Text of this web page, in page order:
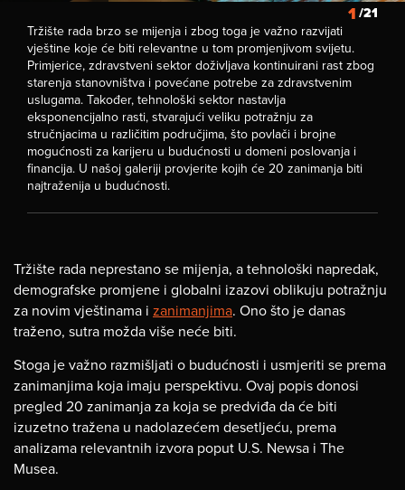
Tržište rada brzo se mijenja i zbog toga je važno razvijati
vještine koje će biti relevantne u tom promjenjivom svijetu.
Primjerice, zdravstveni sektor doživljava kontinuirani rast zbog
starenja stanovništva i povećane potrebe za zdravstvenim
uslugama. Također, tehnološki sektor nastavlja
eksponencijalno rasti, stvarajući veliku potražnju za
stručnjacima u različitim područjima, što povlači i brojne
mogućnosti za karijeru u budućnosti u domeni poslovanja i
financija. U našoj galeriji provjerite kojih će 20 zanimanja biti
najtraženija u budućnosti.
1/21
Tržište rada neprestano se mijenja, a tehnološki napredak,
demografske promjene i globalni izazovi oblikuju potražnju
za novim vještinama i zanimanjima. Ono što je danas
traženo, sutra možda više neće biti.
Stoga je važno razmišljati o budućnosti i usmjeriti se prema
zanimanjima koja imaju perspektivu. Ovaj popis donosi
pregled 20 zanimanja za koja se predviđa da će biti
izuzetno tražena u nadolazećem desetljeću, prema
analizama relevantnih izvora poput U.S. Newsa i The
Musea.